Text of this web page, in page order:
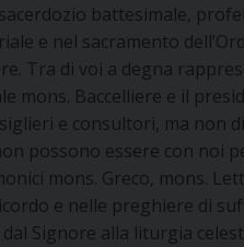
battesimale,
e nel sacramento
Tra di voi a degna
mons. Baccelliere e il
e consultori, ma non
possono essere con noi
mons. Greco, mons.
e nelle preghiere di
Signore alla liturgia